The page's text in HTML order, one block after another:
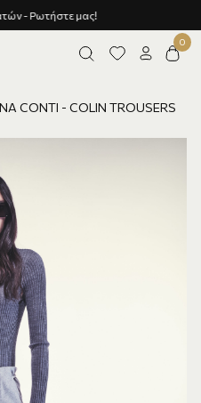
- Ρωτήστε μας!
CONTI - COLIN TROUSERS